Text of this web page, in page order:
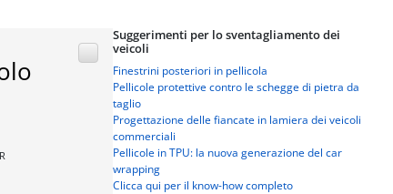
Suggerimenti per lo sventagliamento dei
veicoli
Finestrini posteriori in pellicola
Pellicole protettive contro le schegge di pietra da
taglio
Progettazione delle fiancate in lamiera dei veicoli
commerciali
Pellicole in TPU: la nuova generazione del car
wrapping
Clicca qui per il know-how completo